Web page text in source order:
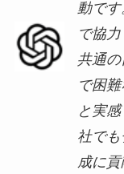
動で
で協
共通
で困
と実
社で
成に貢